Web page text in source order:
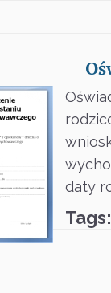
daty
Tags: